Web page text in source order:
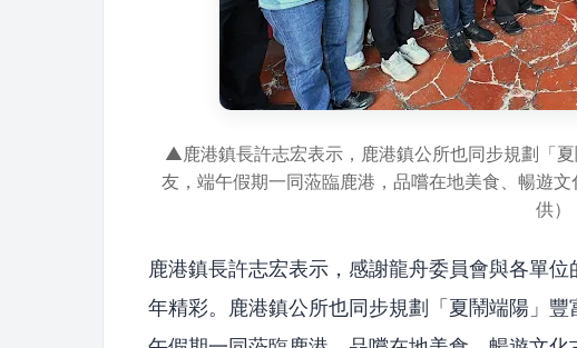
▲鹿港鎮長許志宏表示，鹿港鎮公所也同步規劃「
友，端午假期一同蒞臨鹿港，品嚐在地美食、暢遊
供）
鹿港鎮長許志宏表示，感謝龍舟委員會與各單
年精彩。鹿港鎮公所也同步規劃「夏鬧端陽」